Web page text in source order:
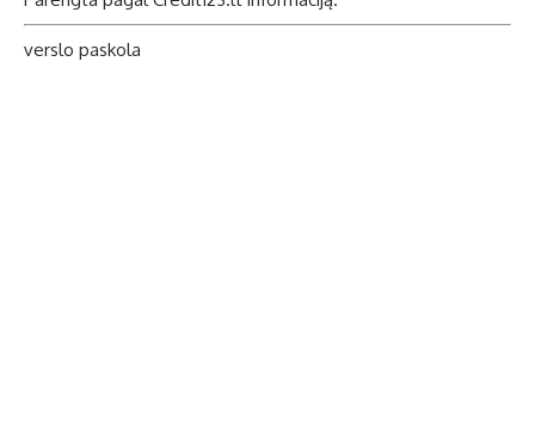
verslo paskola